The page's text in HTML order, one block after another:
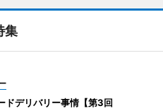
集
ドデリバリー事情【第3回